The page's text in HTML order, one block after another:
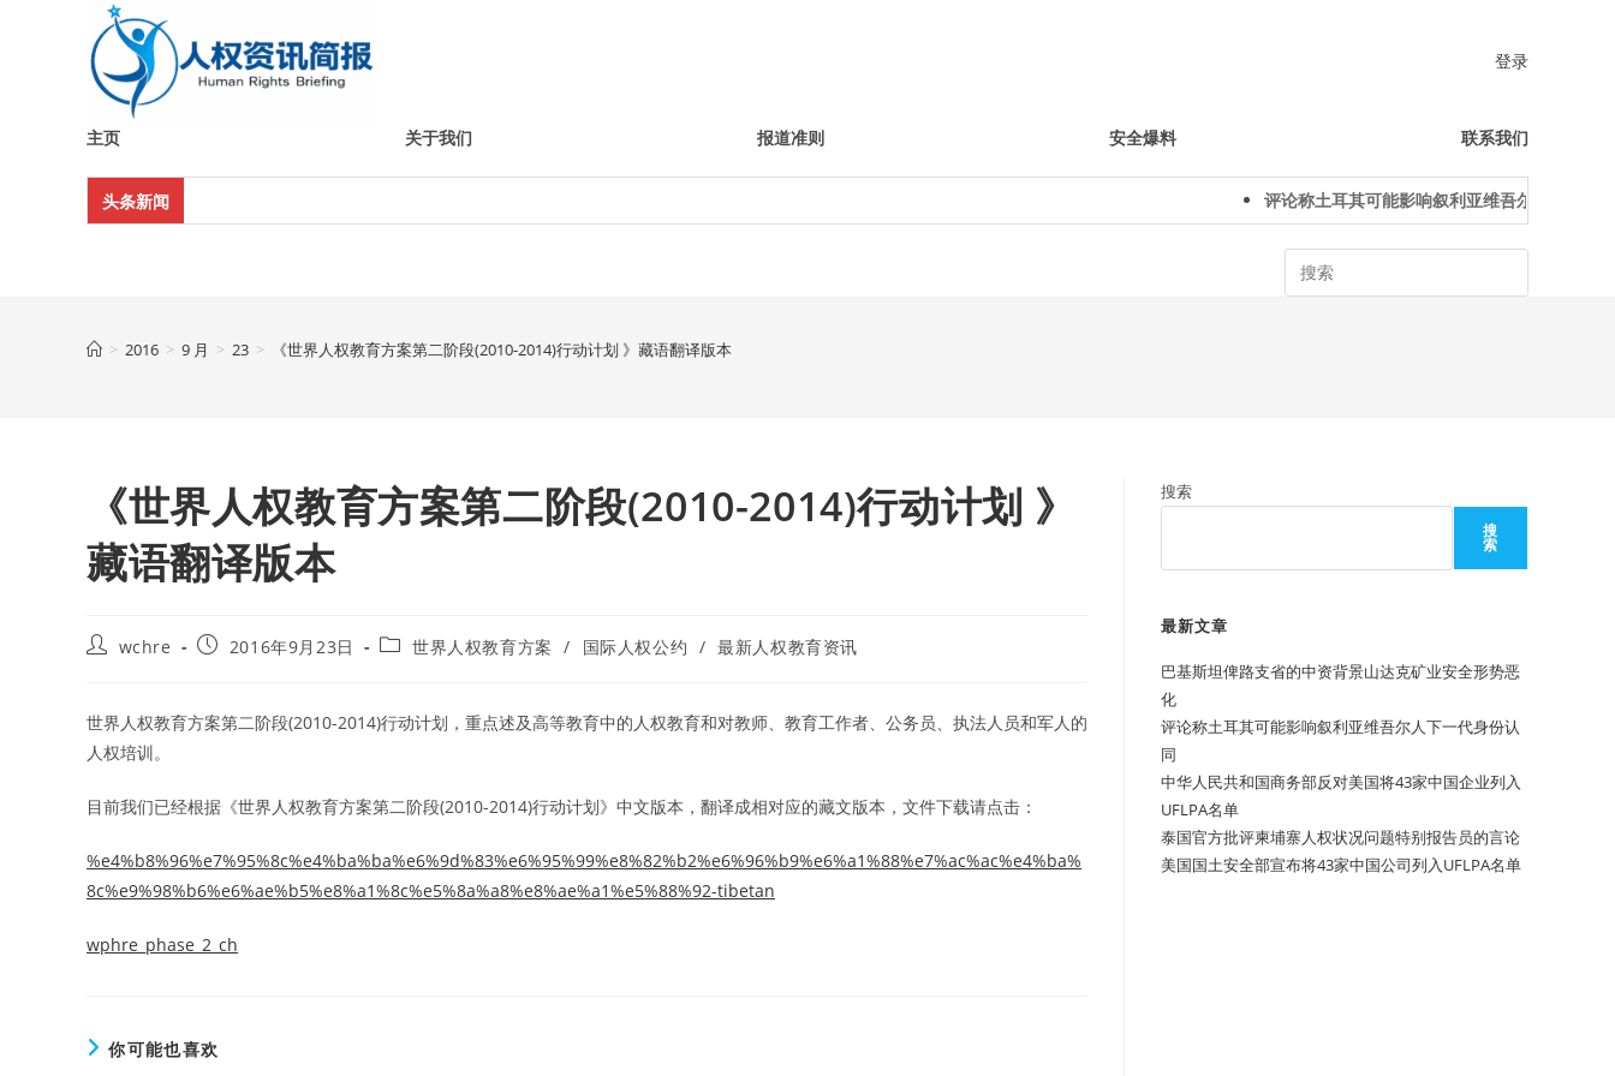
登录
主页 关于我们 报道准则 安全爆料 联系我们
头条新闻 评论称土耳其可能影响叙利亚维吾尔人下一代身
Search
> 2016 > 9 月 > 23 > 《世界人权教育方案第二阶段(2010-2014)行动计划 》藏语翻译版本
《世界人权教育方案第二阶段(2010-2014)行动计划 》
藏语翻译版本
Postwchre
Post2016年9月23日
Post世界人权教育方案 / 国际人权公约 / 最新人权教育资讯
世界人权教育方案第二阶段(2010-2014)行动计划，重点述及高等教育中的人权教育和对教师、教育工作者、公务员、执法人员和军人的
人权培训。
目前我们已经根据《世界人权教育方案第二阶段(2010-2014)行动计划》中文版本，翻译成相对应的藏文版本，文件下载请点击：
%e4%b8%96%e7%95%8c%e4%ba%ba%e6%9d%83%e6%95%99%e8%82%b2%e6%96%b9%e6%a1%88%e7%ac%ac%e4%ba%
8c%e9%98%b6%e6%ae%b5%e8%a1%8c%e5%8a%a8%e8%ae%a1%e5%88%92-tibetan
wphre_phase_2_ch
你可能也喜欢
搜索
搜
索
最新文章
巴基斯坦俾路支省的中资背景山达克矿业安全形势恶
化
评论称土耳其可能影响叙利亚维吾尔人下一代身份认
同
中华人民共和国商务部反对美国将43家中国企业列入
UFLPA名单
泰国官方批评柬埔寨人权状况问题特别报告员的言论
美国国土安全部宣布将43家中国公司列入UFLPA名单